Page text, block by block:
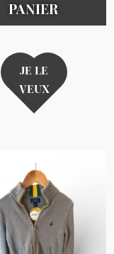
PANIER
JE LE
VEUX